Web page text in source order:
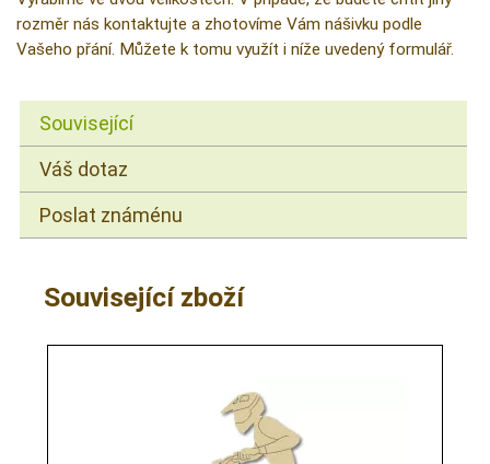
rozměr nás kontaktujte a zhotovíme Vám nášivku podle
Vašeho přání. Můžete k tomu využít i níže uvedený formulář.
Související
Váš dotaz
Poslat známénu
Související zboží